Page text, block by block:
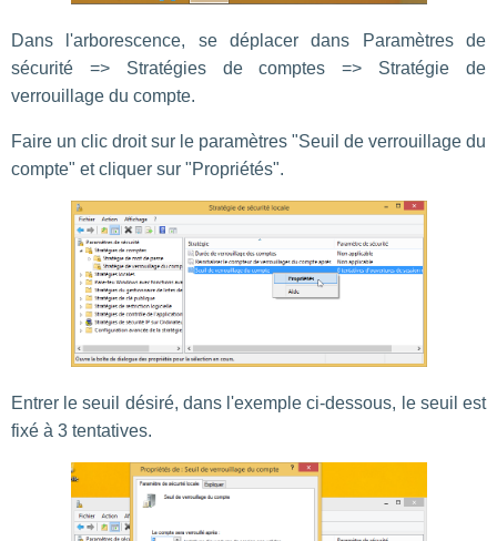
Dans l'arborescence, se déplacer dans Paramètres de
sécurité => Stratégies de comptes => Stratégie de
verrouillage du compte.
Faire un clic droit sur le paramètres "Seuil de verrouillage du
compte" et cliquer sur "Propriétés".
Entrer le seuil désiré, dans l'exemple ci-dessous, le seuil est
fixé à 3 tentatives.